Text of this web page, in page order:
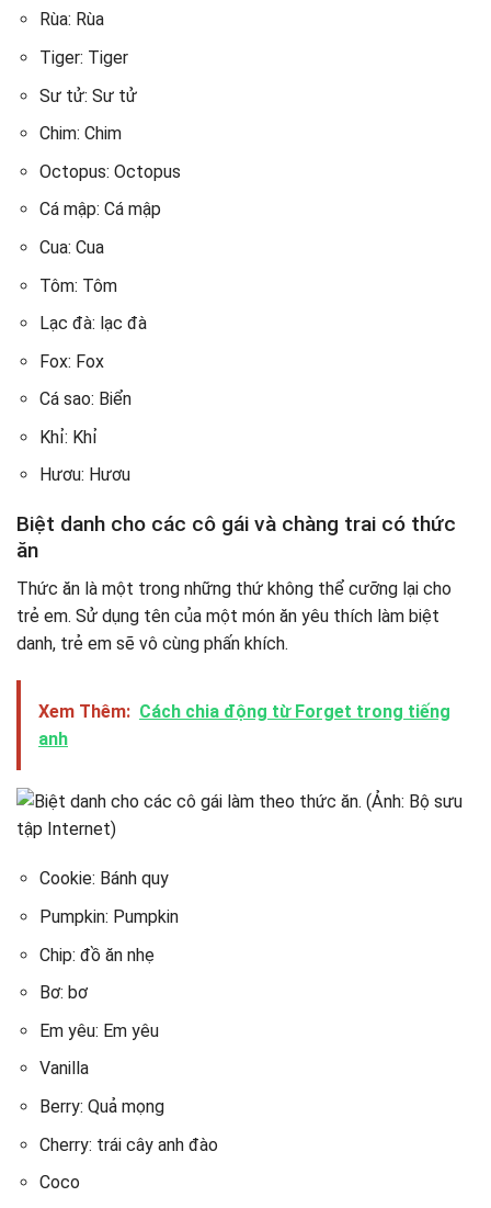
Rùa: Rùa
Tiger: Tiger
Sư tử: Sư tử
Chim: Chim
Octopus: Octopus
Cá mập: Cá mập
Cua: Cua
Tôm: Tôm
Lạc đà: lạc đà
Fox: Fox
Cá sao: Biển
Khỉ: Khỉ
Hươu: Hươu
Biệt danh cho các cô gái và chàng trai có thức
ăn
Thức ăn là một trong những thứ không thể cưỡng lại cho
trẻ em. Sử dụng tên của một món ăn yêu thích làm biệt
danh, trẻ em sẽ vô cùng phấn khích.
Xem Thêm: Cách chia động từ Forget trong tiếng
anh
Cookie: Bánh quy
Pumpkin: Pumpkin
Chip: đồ ăn nhẹ
Bơ: bơ
Em yêu: Em yêu
Vanilla
Berry: Quả mọng
Cherry: trái cây anh đào
Coco